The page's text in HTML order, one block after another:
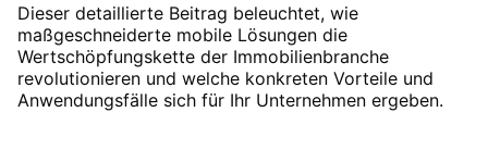
Dieser detaillierte Beitrag beleuchtet, wie
maßgeschneiderte mobile Lösungen die
Wertschöpfungskette der Immobilienbranche
revolutionieren und welche konkreten Vorteile und
Anwendungsfälle sich für Ihr Unternehmen ergeben.